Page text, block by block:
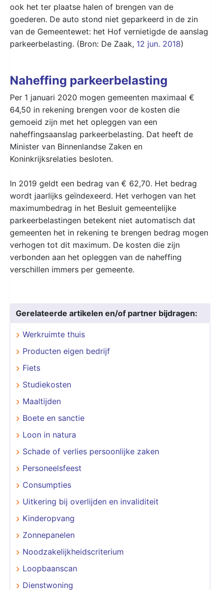
ook het ter plaatse halen of brengen van de
goederen. De auto stond niet geparkeerd in de zin
van de Gemeentewet: het Hof vernietigde de aanslag
parkeerbelasting. (Bron: De Zaak, 12 jun. 2018)
Naheffing parkeerbelasting
Per 1 januari 2020 mogen gemeenten maximaal €
64,50 in rekening brengen voor de kosten die
gemoeid zijn met het opleggen van een
naheffingsaanslag parkeerbelasting. Dat heeft de
Minister van Binnenlandse Zaken en
Koninkrijksrelaties besloten.
In 2019 geldt een bedrag van € 62,70. Het bedrag
wordt jaarlijks geïndexeerd. Het verhogen van het
maximumbedrag in het Besluit gemeentelijke
parkeerbelastingen betekent niet automatisch dat
gemeenten het in rekening te brengen bedrag mogen
verhogen tot dit maximum. De kosten die zijn
verbonden aan het opleggen van de naheffing
verschillen immers per gemeente.
Gerelateerde artikelen en/of partner bijdragen:
Werkruimte thuis
Producten eigen bedrijf
Fiets
Studiekosten
Maaltijden
Boete en sanctie
Loon in natura
Schade of verlies persoonlijke zaken
Personeelsfeest
Consumpties
Uitkering bij overlijden en invaliditeit
Kinderopvang
Zonnepanelen
Noodzakelijkheidscriterium
Loopbaanscan
Dienstwoning